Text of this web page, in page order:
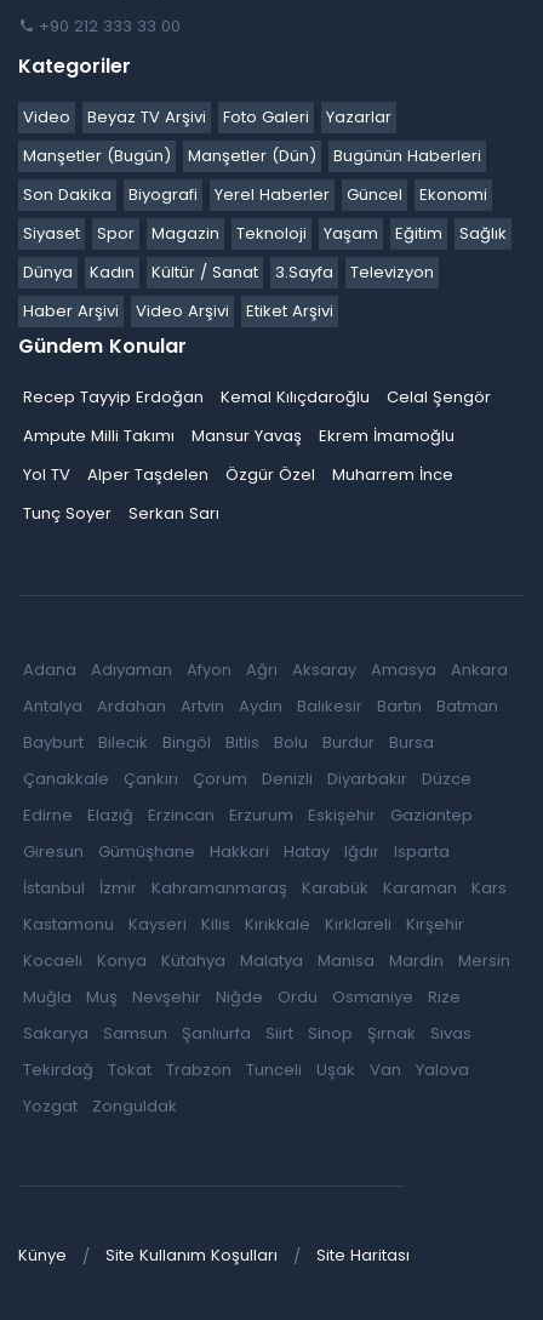
+90 212 333 33 00
Kategoriler
Video Beyaz TV Arşivi Foto Galeri
Yazarlar
Manşetler (Bugün)
Manşetler (Dün)
Bugünün Haberleri
Son Dakika
Biyografi Yerel Haberler Güncel
Ekonomi
Siyaset
Spor Magazin Teknoloji Yaşam Eğitim
Sağlık
Dünya
Kadın Kültür / Sanat 3.Sayfa
Televizyon
Haber Arşivi
Video Arşivi Etiket Arşivi
Gündem Konular
Recep Tayyip Erdoğan Kemal Kılıçdaroğlu
Celal Şengör
Ampute Milli Takımı
Mansur Yavaş
Ekrem İmamoğlu
Yol TV
Alper Taşdelen Özgür Özel
Muharrem İnce
Tunç Soyer
Serkan Sarı
Adana Adıyaman Afyon Ağrı Aksaray Amasya
Ankara
Antalya
Ardahan Artvin Aydın Balıkesir Bartın
Batman
Bayburt
Bilecik Bingöl Bitlis Bolu Burdur
Bursa
Çanakkale
Çankırı Çorum Denizli Diyarbakır
Düzce
Edirne
Elazığ Erzincan Erzurum Eskişehir
Gaziantep
Giresun
Gümüşhane Hakkari Hatay Iğdır
Isparta
İstanbul
İzmir Kahramanmaraş Karabük Karaman
Kars
Kastamonu
Kayseri Kilis Kırıkkale Kırklareli
Kırşehir
Kocaeli
Konya Kütahya Malatya Manisa Mardin
Mersin
Muğla
Muş Nevşehir Niğde Ordu Osmaniye
Rize
Sakarya
Samsun Şanlıurfa Siirt Sinop Şırnak
Sivas
Tekirdağ
Tokat Trabzon Tunceli Uşak Van
Yalova
Yozgat
Zonguldak
Künye Site Kullanım Koşulları Site Haritası